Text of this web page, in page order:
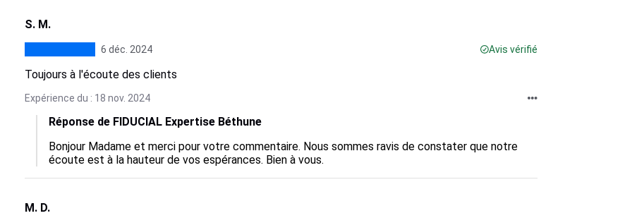
S. M.
6 déc. 2024 Avis vérifié
Toujours à l'écoute des clients
Expérience du : 18 nov. 2024
Réponse de FIDUCIAL Expertise Béthune
Bonjour Madame et merci pour votre commentaire. Nous sommes ravis de constater que notre
écoute est à la hauteur de vos espérances. Bien à vous.
M. D.